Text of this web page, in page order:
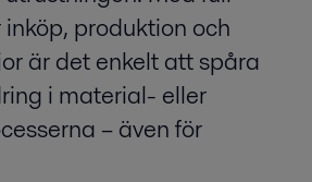
produktion och
är det enkelt att spåra
i material- eller
– även för